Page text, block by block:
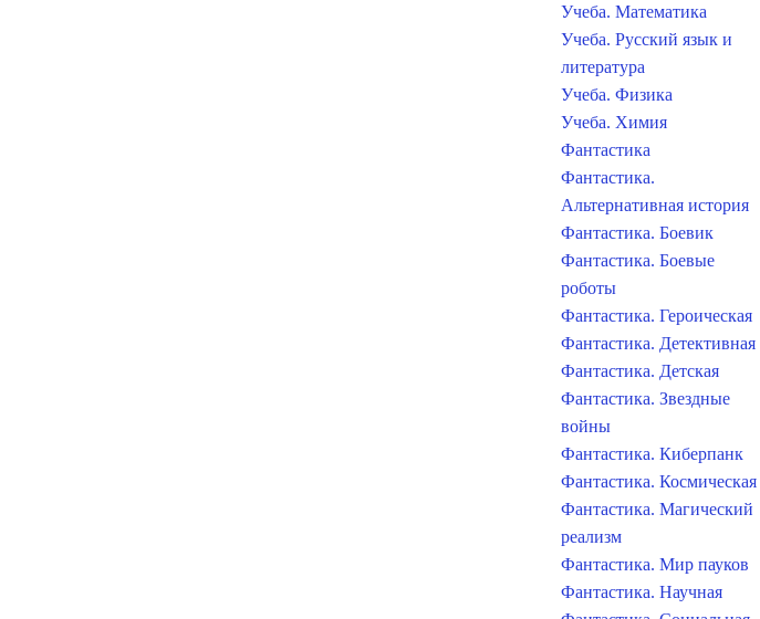
Учеба. Математика
Учеба. Русский язык и
литература
Учеба. Физика
Учеба. Химия
Фантастика
Фантастика.
Альтернативная история
Фантастика. Боевик
Фантастика. Боевые
роботы
Фантастика. Героическая
Фантастика. Детективная
Фантастика. Детская
Фантастика. Звездные
войны
Фантастика. Киберпанк
Фантастика. Космическая
Фантастика. Магический
реализм
Фантастика. Мир пауков
Фантастика. Научная